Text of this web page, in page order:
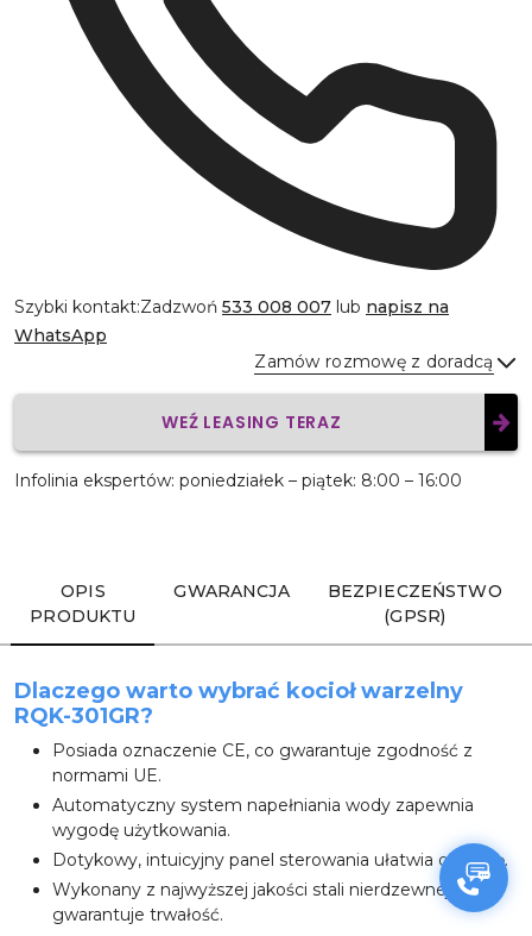
Szybki kontakt:Zadzwoń 533 008 007 lub napisz na
WhatsApp
Zamów rozmowę z doradcą
Wyślij
WEŹ LEASING TERAZ
Infolinia ekspertów: poniedziałek – piątek: 8:00 – 16:00
OPIS
PRODUKTU
GWARANCJA
BEZPIECZEŃSTWO
(GPSR)
Dlaczego warto wybrać kocioł warzelny
RQK-301GR?
Posiada oznaczenie CE, co gwarantuje zgodność z
normami UE.
Automatyczny system napełniania wody zapewnia
wygodę użytkowania.
Dotykowy, intuicyjny panel sterowania ułatwia obsługę.
Wykonany z najwyższej jakości stali nierdzewnej, co
gwarantuje trwałość.